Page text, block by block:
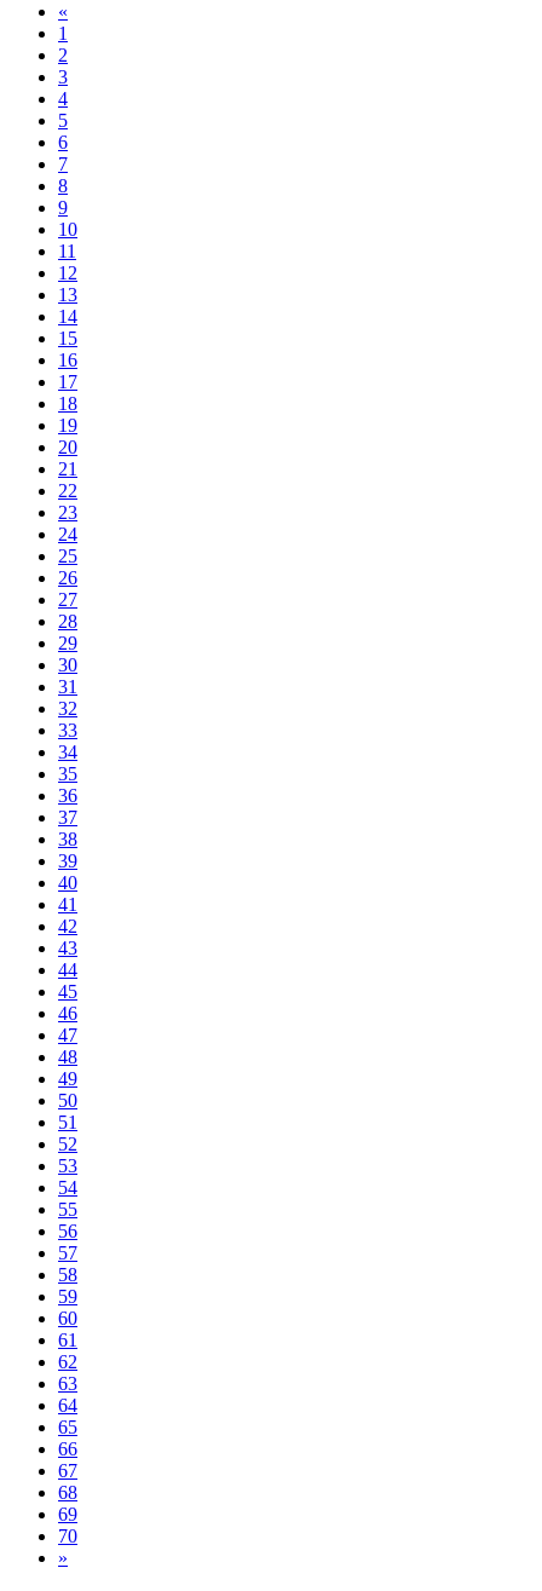
«
1
2
3
4
5
6
7
8
9
10
11
12
13
14
15
16
17
18
19
20
21
22
23
24
25
26
27
28
29
30
31
32
33
34
35
36
37
38
39
40
41
42
43
44
45
46
47
48
49
50
51
52
53
54
55
56
57
58
59
60
61
62
63
64
65
66
67
68
69
70
»